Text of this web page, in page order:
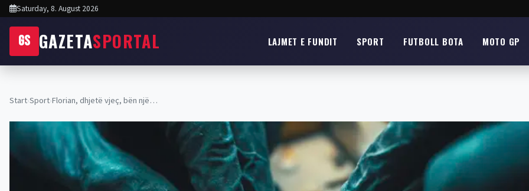
Saturday, 8. August 2026
GS GAZETASPORTAL LAJMET E FUNDIT SPORT FUTBOLL BOTA MOTO GP
Start›Sport›Florian, dhjetë vjeç, bën një…